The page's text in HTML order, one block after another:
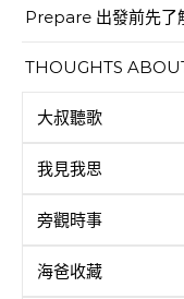
Prepare 出發前先了
THOUGHTS
大叔聽歌
我見我思
旁觀時事
海爸收藏